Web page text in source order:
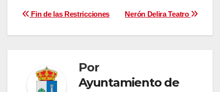
Navegación
de
Nerón Delira Teatro
Fin de las Restricciones
Por
Ayuntamiento de